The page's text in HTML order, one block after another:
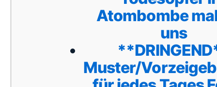
Atombombe
uns
Muster/